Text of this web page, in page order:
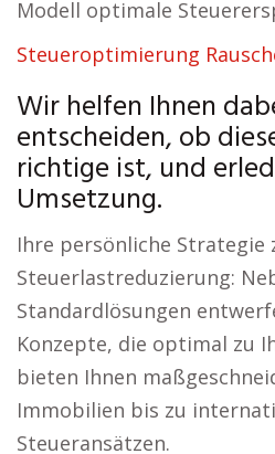
Modell optimale
Steueroptimierung
Wir helfen Ihnen
entscheiden, ob
richtige ist, und
Umsetzung.
Ihre persönliche Strategie
Steuerlastreduzierung:
Standardlösungen
Konzepte, die optimal zu
bieten Ihnen
Immobilien bis zu
Steueransätzen.